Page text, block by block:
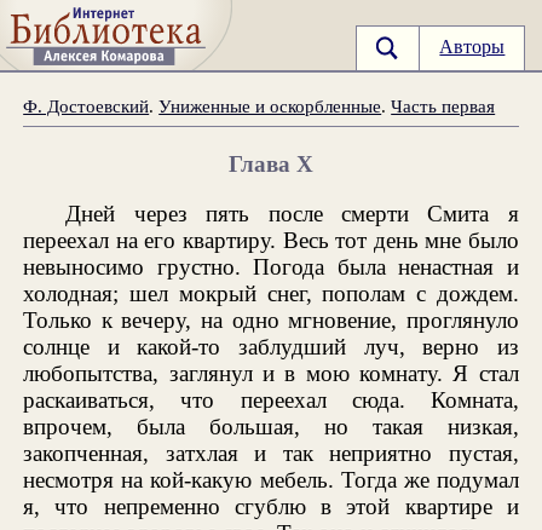
Авторы
Ф. Достоевский.Униженные и оскорбленные.Часть первая
Глава X
Дней через пять после смерти Смита я
переехал на его квартиру. Весь тот день мне было
невыносимо грустно. Погода была ненастная и
холодная; шел мокрый снег, пополам с дождем.
Только к вечеру, на одно мгновение, проглянуло
солнце и какой-то заблудший луч, верно из
любопытства, заглянул и в мою комнату. Я стал
раскаиваться, что переехал сюда. Комната,
впрочем, была большая, но такая низкая,
закопченная, затхлая и так неприятно пустая,
несмотря на кой-какую мебель. Тогда же подумал
я, что непременно сгублю в этой квартире и